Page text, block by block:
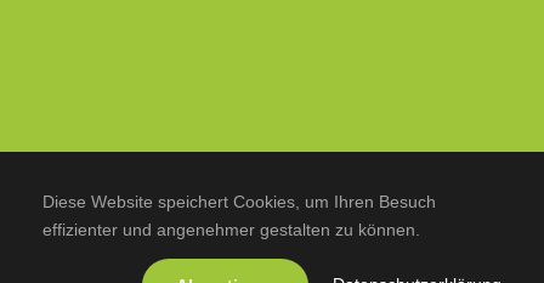
Diese Website speichert Cookies, um Ihren Besuch
effizienter und angenehmer gestalten zu können.